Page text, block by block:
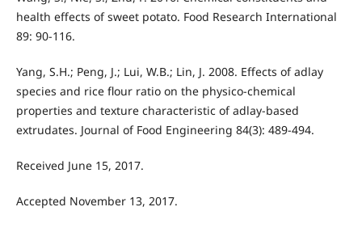
health effects of sweet potato. Food Research International
89: 90-116.
Yang, S.H.; Peng, J.; Lui, W.B.; Lin, J. 2008. Effects of adlay
species and rice flour ratio on the physico-chemical
properties and texture characteristic of adlay-based
extrudates. Journal of Food Engineering 84(3): 489-494.
Received June 15, 2017.
Accepted November 13, 2017.